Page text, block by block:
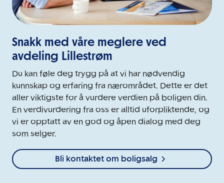
Snakk med våre meglere ved
avdeling Lillestrøm
Du kan føle deg trygg på at vi har nødvendig
kunnskap og erfaring fra nærområdet. Dette er det
aller viktigste for å vurdere verdien på boligen din.
En verdivurdering fra oss er alltid uforpliktende, og
vi er opptatt av en god og åpen dialog med deg
som selger.
Bli kontaktet om boligsalg